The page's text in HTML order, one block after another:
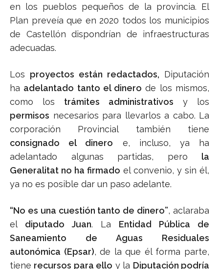
en los pueblos pequeños de la provincia. El
Plan preveía que en 2020 todos los municipios
de Castellón dispondrían de infraestructuras
adecuadas.
Los proyectos están redactados, Diputación
ha adelantado tanto el dinero de los mismos,
como los trámites administrativos y los
permisos necesarios para llevarlos a cabo. La
corporación Provincial también tiene
consignado el dinero e, incluso, ya ha
adelantado algunas partidas, pero la
Generalitat no ha firmado el convenio, y sin él,
ya no es posible dar un paso adelante.
“No es una cuestión tanto de dinero”, aclaraba
el diputado Juan. La Entidad Pública de
Saneamiento de Aguas Residuales
autonómica (Epsar), de la que él forma parte,
tiene recursos para ello y la Diputación podría